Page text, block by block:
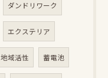
ダンドリワーク
エクステリア
地域活性 蓄電池